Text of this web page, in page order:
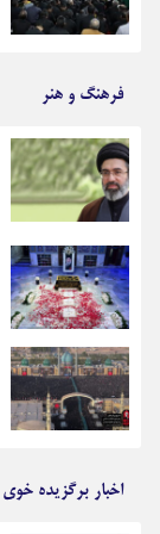
فرهنگ و هنر
اخبار برگزیده خوی